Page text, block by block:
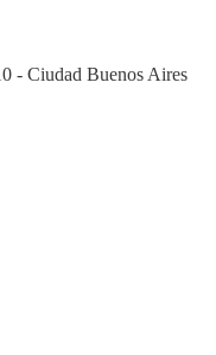
- Ciudad Buenos Aires